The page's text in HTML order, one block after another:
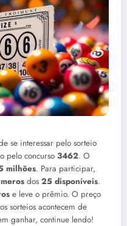
se interessar pelo sorteio
pelo concurso 3462. O
milhões. Para participar,
dos 25 disponíveis.
e leve o prêmio. O preço
sorteios acontecem de
ganhar, continue lendo!